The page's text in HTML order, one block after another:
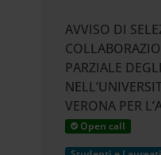
Utilizziamo i
personalizzare
annunci, per
dei social
AVVISO DI
PARZIALE
VERONA PER
Open call